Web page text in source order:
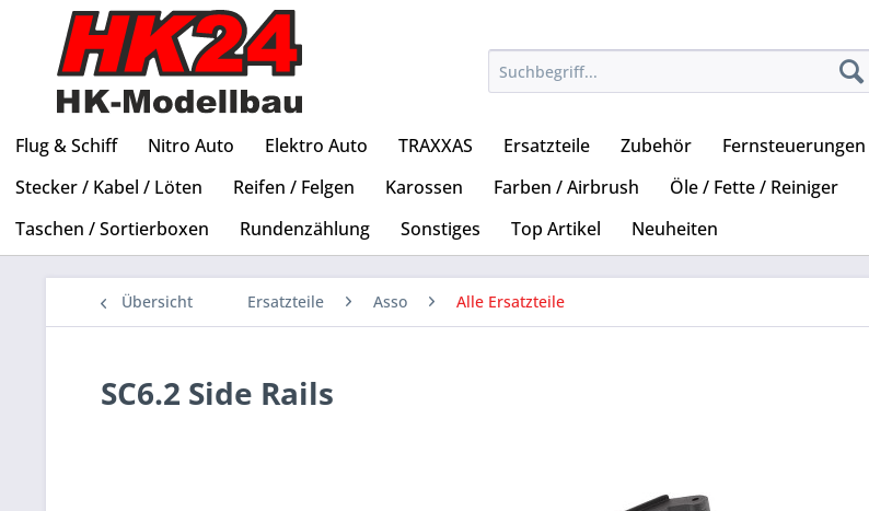
Flug & Schiff Nitro Auto Elektro Auto TRAXXAS Ersatzteile Zubehör Fernsteuerungen
Stecker / Kabel / Löten
Reifen / Felgen Karossen Farben / Airbrush Öle / Fette / Reiniger
Taschen / Sortierboxen
Rundenzählung Sonstiges Top Artikel Neuheiten
Übersicht Ersatzteile Asso Alle Ersatzteile
SC6.2 Side Rails